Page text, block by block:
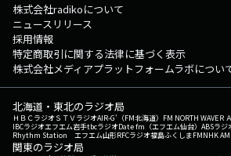
株式会社radikoについて
ニュースリリース
採用情報
特定商取引に関する法律に基づく表示
株式会社メディアプラットフォームラボについ
北海道・東北のラジオ局
ＨＢＣラジオＳＴＶラジオAIR-G'（FM北海道） FM NORTH WAVEＲ
IBCラジオエフエム岩手tbcラジオDate fm（エフエム仙台） ABSラジ
Rhythm Station エフエム山形RFCラジオ福島ふくしまFMNHK AM
関東のラジオ局